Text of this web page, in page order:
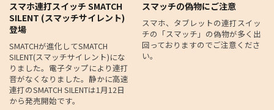
スマホ連打スイッチ SMATCH
SILENT (スマッチサイレント)
登場
SMATCHが進化してSMATCH
SILENT(スマッチサイレント)にな
りました。電子タップにより連打
音がなくなりました。静かに高速
連打のSMATCH SILENTは1月12日
から発売開始です。
スマッチの偽物にご注意
スマホ、タブレットの連打スイッ
チの「スマッチ」の偽物が多く出
回っておりますのでご注意くださ
い。